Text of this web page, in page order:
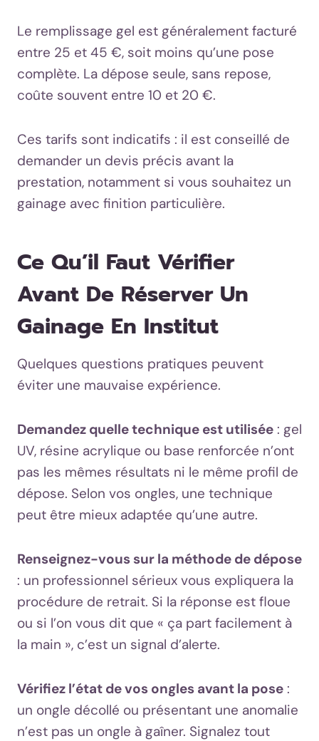
Le remplissage gel est généralement facturé
entre 25 et 45 €, soit moins qu’une pose
complète. La dépose seule, sans repose,
coûte souvent entre 10 et 20 €.
Ces tarifs sont indicatifs : il est conseillé de
demander un devis précis avant la
prestation, notamment si vous souhaitez un
gainage avec finition particulière.
Ce Qu’il Faut Vérifier
Avant De Réserver Un
Gainage En Institut
Quelques questions pratiques peuvent
éviter une mauvaise expérience.
Demandez quelle technique est utilisée : gel
UV, résine acrylique ou base renforcée n’ont
pas les mêmes résultats ni le même profil de
dépose. Selon vos ongles, une technique
peut être mieux adaptée qu’une autre.
Renseignez-vous sur la méthode de dépose
: un professionnel sérieux vous expliquera la
procédure de retrait. Si la réponse est floue
ou si l’on vous dit que « ça part facilement à
la main », c’est un signal d’alerte.
Vérifiez l’état de vos ongles avant la pose :
un ongle décollé ou présentant une anomalie
n’est pas un ongle à gaîner. Signalez tout